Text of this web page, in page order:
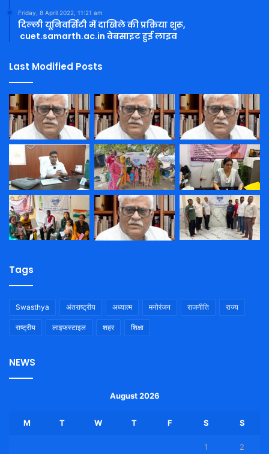
Friday, 8 April 2022, 11:21 am
दिल्ली यूनिवर्सिटी में दाखिले की प्रक्रिया शुरू,
cuet.samarth.ac.in वेबसाइट हुई लाइव
Last Modified Posts
Tags
Swasthya अंतराष्ट्रीय अध्यात्म मनोरंजन राजनीति राज्य
राष्ट्रीय लाइफस्टाइल शहर शिक्षा
NEWS
August 2026
M T W T F S S
1 2